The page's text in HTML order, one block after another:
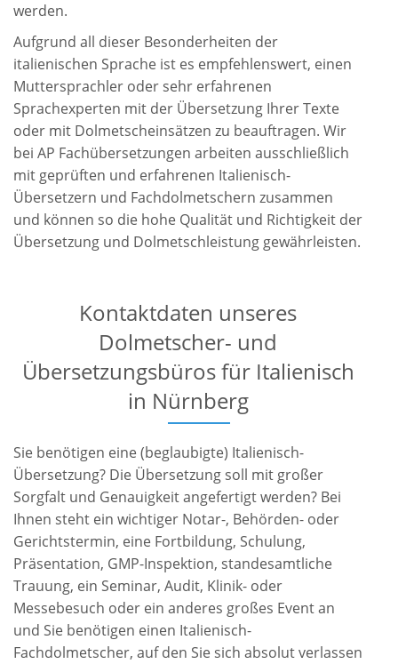
werden.
Aufgrund all dieser Besonderheiten der
italienischen Sprache ist es empfehlenswert, einen
Muttersprachler oder sehr erfahrenen
Sprachexperten mit der Übersetzung Ihrer Texte
oder mit Dolmetscheinsätzen zu beauftragen. Wir
bei AP Fachübersetzungen arbeiten ausschließlich
mit geprüften und erfahrenen Italienisch-
Übersetzern und Fachdolmetschern zusammen
und können so die hohe Qualität und Richtigkeit der
Übersetzung und Dolmetschleistung gewährleisten.
Kontaktdaten unseres
Dolmetscher- und
Übersetzungsbüros für Italienisch
in Nürnberg
Sie benötigen eine (beglaubigte) Italienisch-
Übersetzung? Die Übersetzung soll mit großer
Sorgfalt und Genauigkeit angefertigt werden? Bei
Ihnen steht ein wichtiger Notar-, Behörden- oder
Gerichtstermin, eine Fortbildung, Schulung,
Präsentation, GMP-Inspektion, standesamtliche
Trauung, ein Seminar, Audit, Klinik- oder
Messebesuch oder ein anderes großes Event an
und Sie benötigen einen Italienisch-
Fachdolmetscher, auf den Sie sich absolut verlassen